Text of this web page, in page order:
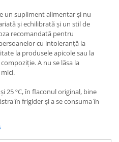
un supliment alimentar și nu
și echilibrată și un stil de
recomandată pentru
cu intoleranță la
la produsele apicole sau la
A nu se lăsa la
25 ºC, în flaconul original, bine
în frigider și a se consuma în